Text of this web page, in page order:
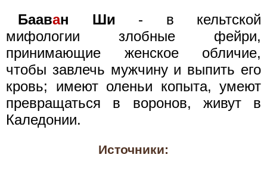
Бааван Ши - в кельтской
мифологии злобные фейри,
принимающие женское обличие,
чтобы завлечь мужчину и выпить его
кровь; имеют оленьи копыта, умеют
превращаться в воронов, живут в
Каледонии.
Источники: